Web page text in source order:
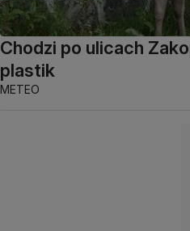
Chodzi po ulicach
plastik
METEO